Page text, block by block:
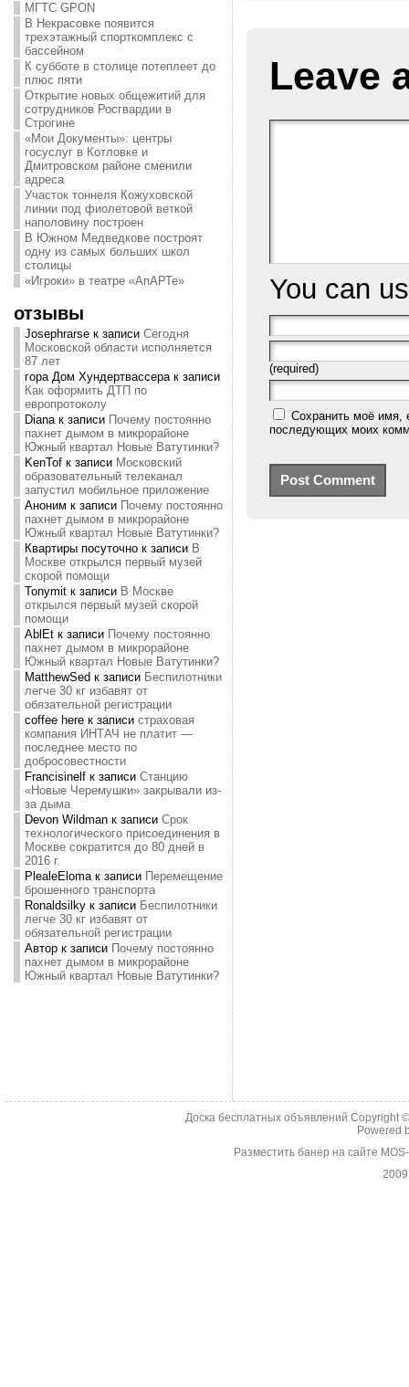
МГТС GPON
В Некрасовке появится
трехэтажный спорткомплекс с
бассейном
К субботе в столице потеплеет до
плюс пяти
Открытие новых общежитий для
сотрудников Росгвардии в
Строгине
«Мои Документы»: центры
госуслуг в Котловке и
Дмитровском районе сменили
адреса
Участок тоннеля Кожуховской
линии под фиолетовой веткой
наполовину построен
В Южном Медведкове построят
одну из самых больших школ
столицы
«Игроки» в театре «АпАРТе»
отзывы
Josephrarseк записи Сегодня
Московской области исполняется
87 лет
гора Дом Хундертвассерак записи
Как оформить ДТП по
европротоколу
Dianaк записи Почему постоянно
пахнет дымом в микрорайоне
Южный квартал Новые Ватутинки?
KenTofк записи Московский
образовательный телеканал
запустил мобильное приложение
Аноним к записи Почему постоянно
пахнет дымом в микрорайоне
Южный квартал Новые Ватутинки?
Квартиры посуточнок записи В
Москве открылся первый музей
скорой помощи
Tonymitк записи В Москве
открылся первый музей скорой
помощи
AblEtк записи Почему постоянно
пахнет дымом в микрорайоне
Южный квартал Новые Ватутинки?
MatthewSed к записи Беспилотники
легче 30 кг избавят от
обязательной регистрации
coffee hereк записи страховая
компания ИНТАЧ не платит —
последнее место по
добросовестности
Francisinelfк записи Станцию
«Новые Черемушки» закрывали из-
за дыма
Devon Wildmanк записи Срок
технологического присоединения в
Москве сократится до 80 дней в
2016 г.
PlealeElomaк записи Перемещение
брошенного транспорта
Ronaldsilkyк записи Беспилотники
легче 30 кг избавят от
обязательной регистрации
Авторк записи Почему постоянно
пахнет дымом в микрорайоне
Южный квартал Новые Ватутинки?
Leave
You can
(required)
Сохранить моё имя,
последующих моих
Доска бесплатных объявлений Copyright
Powered
Разместить банер на сайте